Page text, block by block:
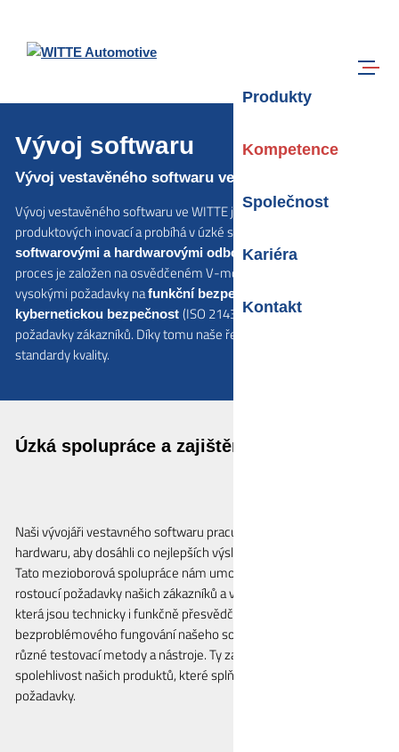
Navigace
Produkty
Kompetence
Společnost
Kariéra
Kontakt
Vývoj softwaru
Vývoj vestavěného softwaru ve WITTE
Vývoj vestavěného softwaru ve WITTE je klíčovou součástí našich
produktových inovací a probíhá v úzké spolupráci mezi
softwarovými a hardwarovými odborníky. Náš vývojový
proces je založen na osvědčeném V-modelu, který je doplněn
vysokými požadavky nafunkční bezpečnost
kybernetickou bezpečnost (ISO 21434) a specifickými
požadavky zákazníků. Díky tomu naše řešení splňují nejvyšší
standardy kvality.
Úzká spolupráce a zajištění kvality
Naši vývojáři vestavného softwaru pracují ruku v ruce s vývojáři
hardwaru, aby dosáhli co nejlepších výsledků pro naše zákazníky.
Tato mezioborová spolupráce nám umožňuje pružně reagovat na
rostoucí požadavky našich zákazníků a vyvíjet inovativní řešení,
která jsou technicky i funkčně přesvědčivá. Při zajišťování
bezproblémového fungování našeho softwaru se spoléháme na
různé testovací metody a nástroje. Ty zaručují stabilitu a
spolehlivost našich produktů, které splňují interní i externí
požadavky.